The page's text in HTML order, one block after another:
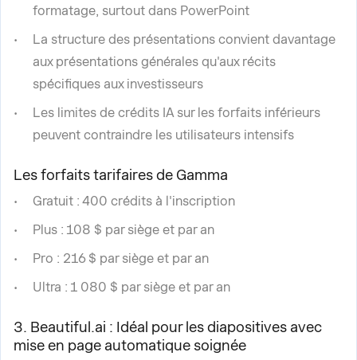
formatage, surtout dans PowerPoint
La structure des présentations convient davantage
aux présentations générales qu'aux récits
spécifiques aux investisseurs
Les limites de crédits IA sur les forfaits inférieurs
peuvent contraindre les utilisateurs intensifs
Les forfaits tarifaires de Gamma
Gratuit : 400 crédits à l'inscription
Plus : 108 $ par siège et par an
Pro : 216 $ par siège et par an
Ultra : 1 080 $ par siège et par an
3. Beautiful.ai : Idéal pour les diapositives avec
mise en page automatique soignée